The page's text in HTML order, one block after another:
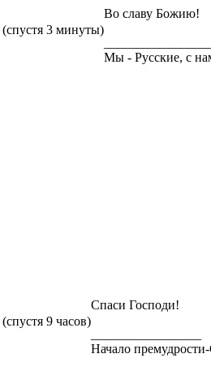
(спустя 3 минуты)
Во славу Божию!
Мы - Русские, с
(спустя 9 часов)
Спаси Господи!
Начало